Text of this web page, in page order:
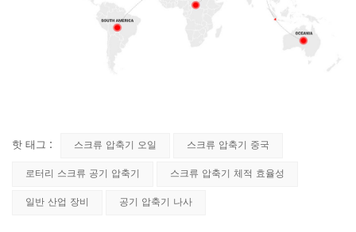
핫 태그 : 스크류 압축기 오일
스크류 압축기 중국
로터리 스크류 공기 압축기
스크류 압축기 체적 효율성
일반 산업 장비
공기 압축기 나사